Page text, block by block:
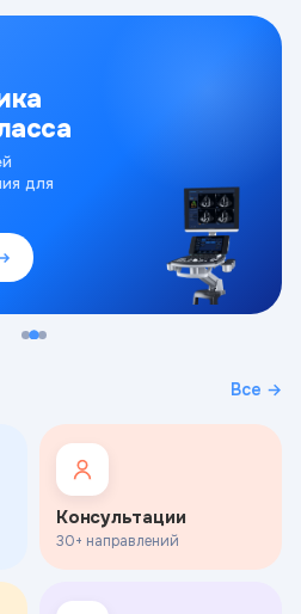
для
Все →
Консультации
30+ направлений